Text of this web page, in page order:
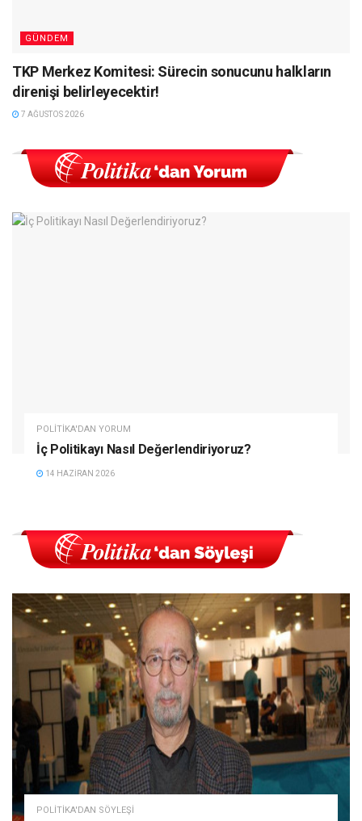
GÜNDEM
TKP Merkez Komitesi: Sürecin sonucunu halkların
direnişi belirleyecektir!
7 AĞUSTOS 2026
POLITIKA'DAN YORUM
İç Politikayı Nasıl Değerlendiriyoruz?
14 HAZIRAN 2026
POLITIKA'DAN SÖYLEŞI